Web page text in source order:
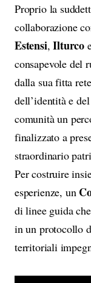
Proprio la
collaborazione
Estensi,Ilturco
consapevole del
dalla sua fitta
dell’identità e
comunità un
finalizzato a
straordinario
Per costruire
esperienze, un
di linee guida
in un protocollo
territoriali